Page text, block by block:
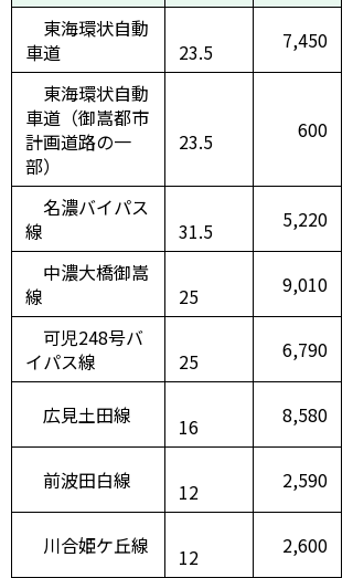
東海環状自動
車道
23.5
7,450
東海環状自動
車道（御嵩都市
計画道路の一
部）
23.5 600
名濃バイパス
線
31.5
5,220
中濃大橋御嵩
線
25
9,010
可児248号バ
イパス線
25 6,790
広見土田線 16 8,580
前波田白線 12 2,590
川合姫ケ丘線 12 2,600